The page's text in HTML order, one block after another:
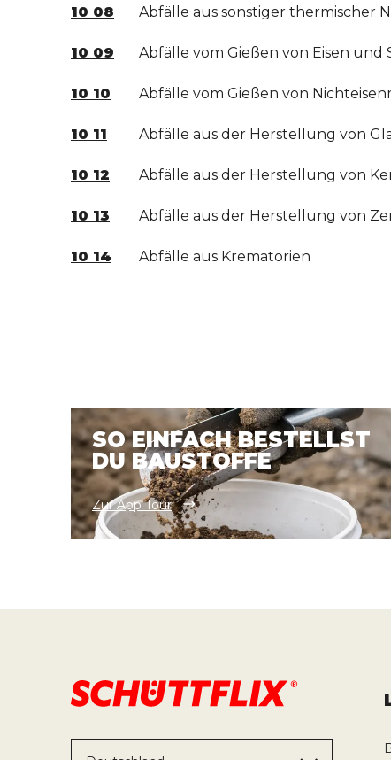
10 08 Abfälle aus sonstiger thermischer
10 09 Abfälle vom Gießen von Eisen und
10 10 Abfälle vom Gießen von
10 11 Abfälle aus der Herstellung von
10 12 Abfälle aus der Herstellung von
10 13 Abfälle aus der Herstellung von
10 14 Abfälle aus Krematorien
SO EINFACH BESTELLST
DU BAUSTOFFE
Zur App Tour